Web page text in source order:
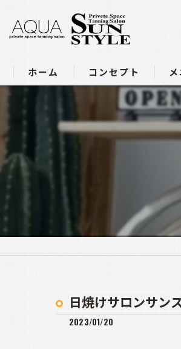
ホーム コンセプト
ア
サ
日焼けサロンサン
2023/01/20